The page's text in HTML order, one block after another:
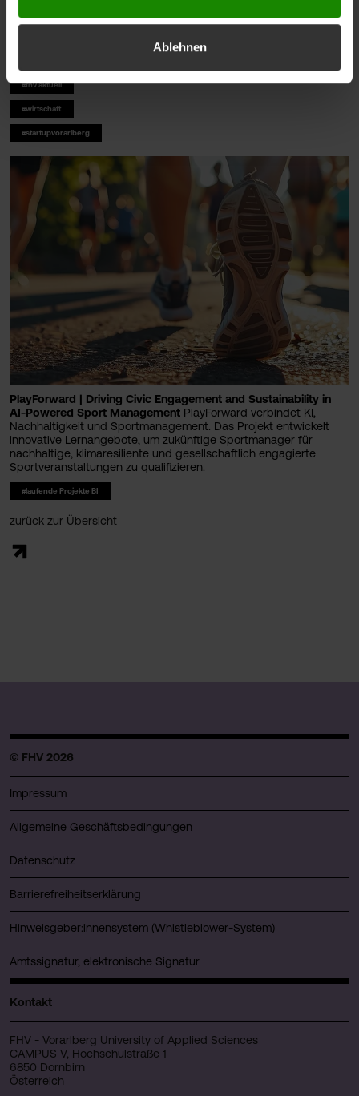
Ablehnen
Nitsch erzählen im Interview, wie aus ihrer Idee eine Community
warum echte Begegnungen wichtiger als sportliche
#fhv aktuell
#wirtschaft
#startupvorarlberg
PlayForward | Driving Civic Engagement and Sustainability in
AI-Powered Sport Management PlayForward verbindet KI,
Nachhaltigkeit und Sportmanagement. Das Projekt entwickelt
innovative Lernangebote, um zukünftige Sportmanager für
nachhaltige, klimaresiliente und gesellschaftlich engagierte
Sportveranstaltungen zu qualifizieren.
#laufende Projekte BI
zurück zur Übersicht
© FHV 2026
Impressum
Allgemeine Geschäftsbedingungen
Datenschutz
Barrierefreiheitserklärung
Hinweisgeber:innensystem (Whistleblower-System)
Amtssignatur, elektronische Signatur
Kontakt
FHV - Vorarlberg University of Applied Sciences
CAMPUS V, Hochschulstraße 1
6850 Dornbirn
Österreich